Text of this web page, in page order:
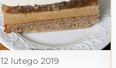
12 lutego 2019